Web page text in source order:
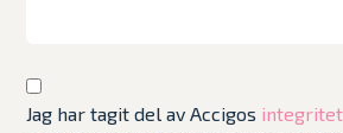
Jag har tagit del av Accigos